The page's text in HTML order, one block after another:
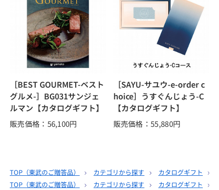
［BEST GOURMET-ベスト
グルメ-］BG031サンジェ
ルマン【カタログギフト】
販売価格：56,100円
［SAYU-サユウ-e-order c
hoice］うすぐんじょう-C
【カタログギフト】
販売価格：55,880円
TOP（東武のご贈答品） カテゴリから探す カタログギフト
TOP（東武のご贈答品） カテゴリから探す カタログギフト